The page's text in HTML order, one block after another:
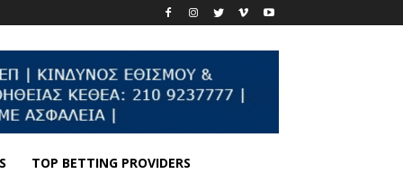
TOP BETTING PROVIDERS